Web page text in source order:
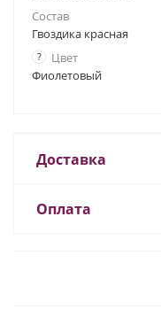
Состав
Гвоздика красная
?
Цвет
Фиолетовый
Доставка
Оплата